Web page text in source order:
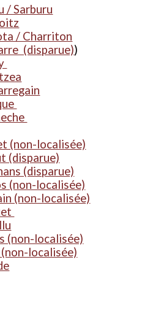
/ Sarburu
/ Charriton
(disparue))
(non-localisée)
(disparue)
(disparue)
(non-localisée)
(non-localisée)
(non-localisée)
localisée)